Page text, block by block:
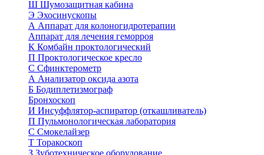
Ш Шумозащитная кабина
Э Эхосинускопы
А Аппарат для колоногидротерапии
Аппарат для лечения геморроя
К Комбайн проктологический
П Проктологическое кресло
С Сфинктерометр
А Анализатор оксида азота
Б Бодиплетизмограф
Бронхоскоп
И Инсуффлятор-аспиратор (откашливатель)
П Пульмонологическая лаборатория
С Смокелайзер
Т Торакоскоп
З Зуботехническое оборудование